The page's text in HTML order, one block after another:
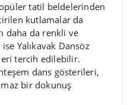
tatil beldelerinden
kutlamalar da
daha da renkli ve
Yalıkavak Dansöz
tercih edilebilir.
dans gösterileri,
bir dokunuş